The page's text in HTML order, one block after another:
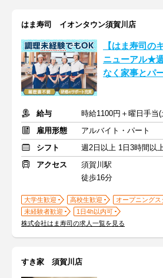
はま寿司 イオンタウン須賀川店
【はま寿司の
ニューアル★
なく家事とパ
給与
時給1100円＋曜日手当
雇用形態
アルバイト・パート
シフト
週2日以上 1日3時間以
アクセス
須賀川駅
徒歩16分
大学生歓迎 高校生歓迎
オープニングス
未経験者歓迎
1日4h以内可
株式会社はま寿司の求人一覧を見る
すき家 須賀川店